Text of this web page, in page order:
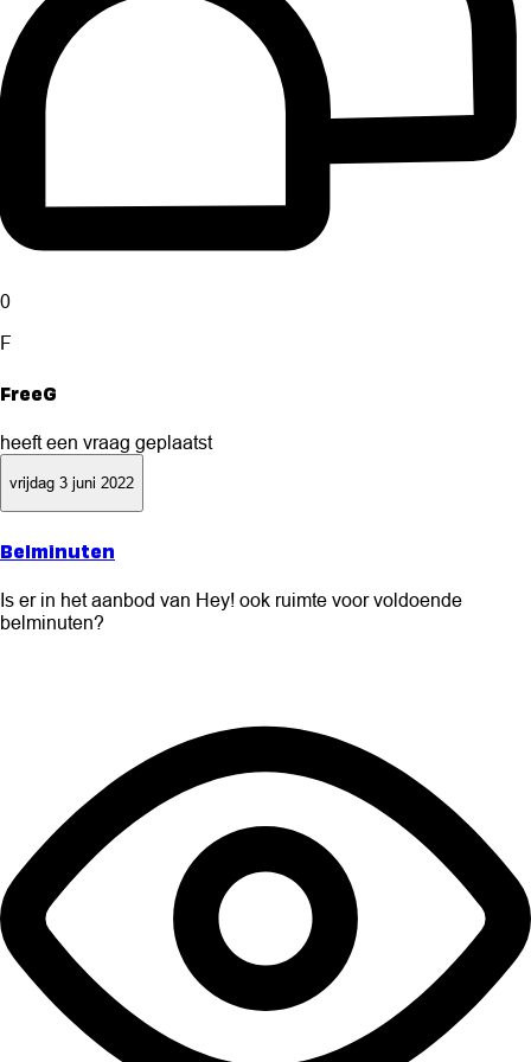
0
F
FreeG
heeft een vraag geplaatst
vrijdag 3 juni 2022
Belminuten
Is er in het aanbod van Hey! ook ruimte voor voldoende
belminuten?